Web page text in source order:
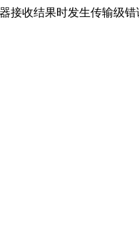
接收结果时发生传输级